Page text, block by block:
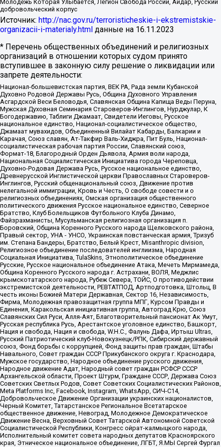
Молодёжь Которая Улыбается, Легион Свобода России, Айдар, Русский
добровольческий корпус
Источник: http://nac.gov.ru/terroristicheskie-i-ekstremistskie-
organizacii-i-materialy.html данные на 16.11.2023
* Перечень общественных объединений и религиозных
организаций в отношении которых судом принято
вступившее в законную силу решение о ликвидации или
запрете деятельности:
Национал-большевистская партия, ВЕК РА, Рада земли Кубанской
Духовно Родовой Державы Русь, Община Духовного Управления
Асгардской Веси Беловодья, Славянская Община Капища Веды Перуна,
Мужская Духовная Семинария Староверов-Инглингов, Нурджулар, К
Богодержавию, Таблиги Джамаат, Свидетели Иеговы, Русское
национальное единство, Национал-социалистическое общество,
Джамаат мувахидов, Объединенный Вилайат Кабарды, Балкарии и
Карачая, Союз славян, Ат-Такфир Валь-Хиджра, Пит Буль, Национал-
социалистическая рабочая партия России, Славянский союз,
Формат-18, Благородный Орден Дьявола, Армия воли народа,
Национальная Социалистическая Инициатива города Череповца,
Духовно-Родовая Держава Русь, Русское национальное единство,
Древнерусской Инглистической церкви Православных Староверов-
Инглингов, Русский общенациональный союз, Движение против
нелегальной иммиграции, Кровь и Честь, О свободе совести и о
религиозных объединениях, Омская организация общественного
политического движения Русское национальное единство, Северное
Братство, Клуб Болельщиков Футбольного Клуба Динамо,
Файзрахманисты, Мусульманская религиозная организация п.
Боровский, Община Коренного Русского народа Щелковского района,
Правый сектор, УНА - УНСО, Украинская повстанческая армия, Тризуб
им. Степана Бандеры, Братство, Белый Крест, Misanthropic division,
Религиозное объединение последователей инглиизма, Народная
Социальная Инициатива, TulaSkins, Этнополитическое объединение
Русские, Русское национальное объединение Атака, Мечеть Мирмамеда,
Община Коренного Русского народа г. Астрахани, ВОЛЯ, Меджлис
крымскотатарского народа, Рубеж Севера, ТОЙС, О противодействии
экстремистской деятельности, РЕВТАТПОД, Артподготовка, Штольц, В
честь иконы Божией Матери Державная, Сектор 16, Независимость,
Фирма, Молодежная правозащитная группа МПГ, Курсом Правды и
Единения, Каракольская инициативная группа, Автоград Крю, Союз
Славянских Сил Руси, Алля-Аят, Благотворительный пансионат Ак Умут,
Русская республика Русь, Арестантское уголовное единство, Башкорт,
Нация и свобода, Нация и свобода, W.H.С., Фалунь Дафа, Иртыш Ultras,
Русский Патриотический клуб-Новокузнецк/РПК, Сибирский державный
союз, Фонд борьбы с коррупцией, Фонд защиты прав граждан, Штабы
Навального, Совет граждан СССР Прикубанского округа г. Краснодара,
Мужское государство, Народное объединение русского движения,
Народное движение Адат, Народный совет граждан РСФСР СССР
Архангельской области, Проект Штурм, Граждане СССР, Держава Союз
Советских Светлых Родов, Совет Советских Социалистических Районов,
Meta Platforms Inc, Facebook, Instagram, WhatsApp, СИЧ-С14,
Добровольческое Движение Организации украинских националистов,
Черный Комитет, Татарстанское Региональное Всетатарское
общественное движение, Невоград, Молодежное Демократическое
Движение Весна, Верховный Совет Татарской Автономной Советской
Социалистической Республики, Конгресс ойрат-калмыцкого народа,
Исполнительный комитет совета народных депутатов Красноярского
края, Этническое национальное объединение, ЛГБТ, Я.МЫ Сергей Фургал